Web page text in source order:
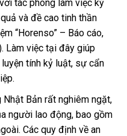
tác phong làm việc kỷ
và đề cao tinh thần
“Horenso” – Báo cáo,
Làm việc tại đây giúp
tính kỷ luật, sự cẩn
Bản rất nghiêm ngặt,
người lao động, bao gồm
Các quy định về an